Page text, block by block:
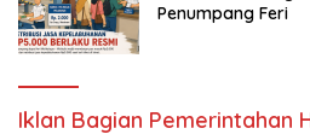
Penumpang Feri
Iklan Bagian Pemerintahan